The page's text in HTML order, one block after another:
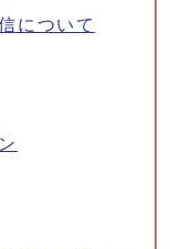
について